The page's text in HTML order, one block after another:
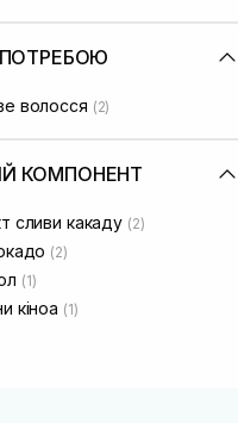
ПОТРЕБОЮ
волосся (2)
КОМПОНЕНТ
сливи какаду (2)
(2)
(1)
кіноа (1)